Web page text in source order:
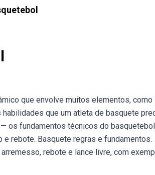
que envolve muitos elementos, como
que um atleta de basquete
— os fundamentos técnicos do
e rebote. Basquete regras e fundamentos.
rebote e lance livre, com